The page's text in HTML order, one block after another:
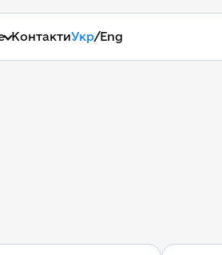
КонтактиУкр/Eng